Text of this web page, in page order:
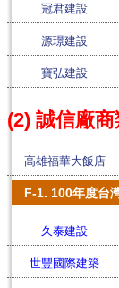
冠君建設
源璟建設
寶弘建設
(2) 誠信廠
高雄福華大飯店
F-1. 100年度台
久泰建設
世豐國際建築